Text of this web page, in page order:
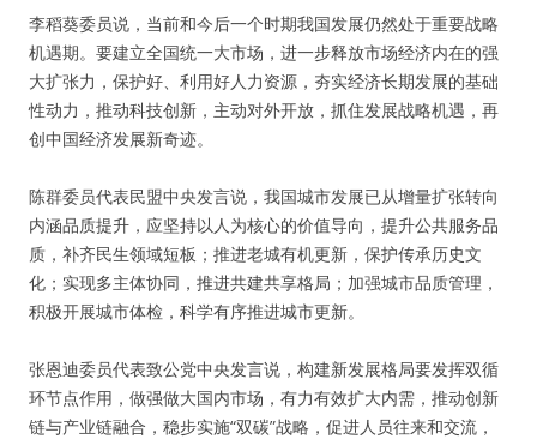
李稻葵委员说，当前和今后一个时期我国发展仍然处于重要战略
机遇期。要建立全国统一大市场，进一步释放市场经济内在的强
大扩张力，保护好、利用好人力资源，夯实经济长期发展的基础
性动力，推动科技创新，主动对外开放，抓住发展战略机遇，再
创中国经济发展新奇迹。
陈群委员代表民盟中央发言说，我国城市发展已从增量扩张转向
内涵品质提升，应坚持以人为核心的价值导向，提升公共服务品
质，补齐民生领域短板；推进老城有机更新，保护传承历史文
化；实现多主体协同，推进共建共享格局；加强城市品质管理，
积极开展城市体检，科学有序推进城市更新。
张恩迪委员代表致公党中央发言说，构建新发展格局要发挥双循
环节点作用，做强做大国内市场，有力有效扩大内需，推动创新
链与产业链融合，稳步实施“双碳”战略，促进人员往来和交流，